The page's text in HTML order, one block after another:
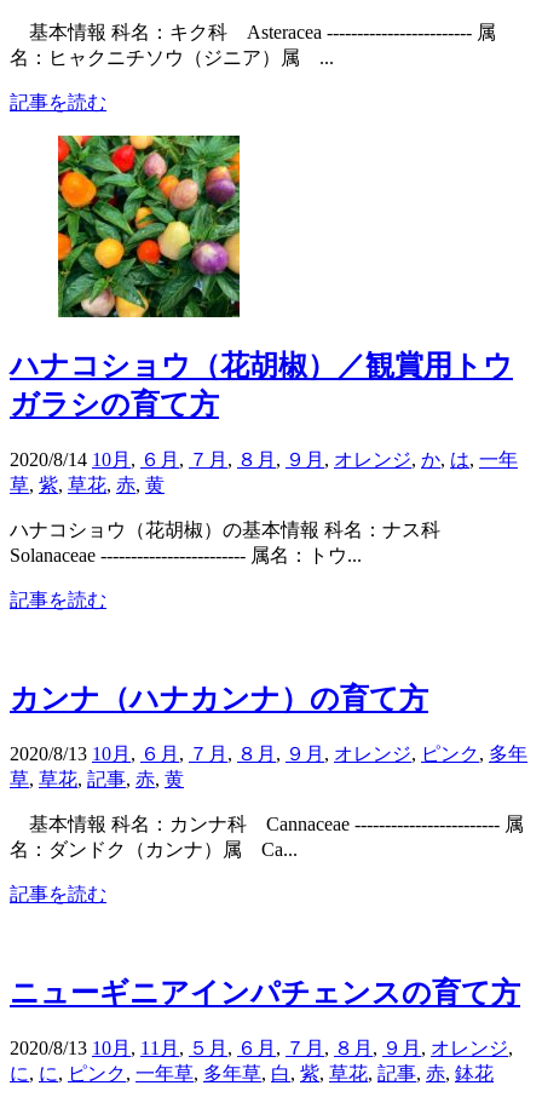
基本情報 科名：キク科 Asteracea ------------------------ 属
名：ヒャクニチソウ（ジニア）属 ...
記事を読む
ハナコショウ（花胡椒）／観賞用トウ
ガラシの育て方
2020/8/14 10月 , ６月 , ７月 , ８月 , ９月 , オレンジ, か, は, 一年
草, 紫, 草花, 赤, 黄
ハナコショウ（花胡椒）の基本情報 科名：ナス科
Solanaceae ------------------------ 属名：トウ...
記事を読む
カンナ（ハナカンナ）の育て方
2020/8/13 10月 , ６月 , ７月 , ８月 , ９月 , オレンジ, ピンク, 多年
草, 草花, 記事, 赤, 黄
基本情報 科名：カンナ科 Cannaceae ------------------------ 属
名：ダンドク（カンナ）属 Ca...
記事を読む
ニューギニアインパチェンスの育て方
2020/8/13 10月 , 11月 , ５月 , ６月 , ７月 , ８月 , ９月 , オレンジ,
に, に, ピンク, 一年草, 多年草, 白, 紫, 草花, 記事, 赤, 鉢花